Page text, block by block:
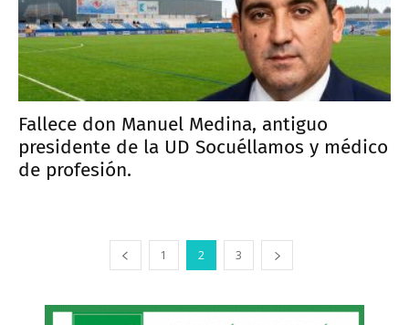
Fallece don Manuel Medina, antiguo
presidente de la UD Socuéllamos y médico
de profesión.
1 2 3